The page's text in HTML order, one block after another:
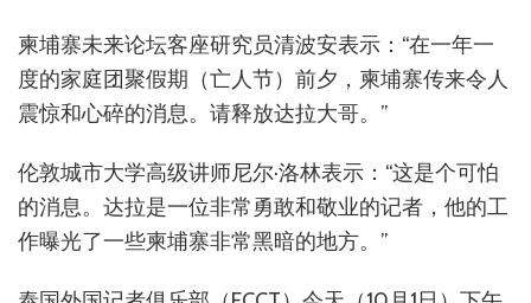
柬埔寨未来论坛客座研究员清波安表示：“在一年一
度的家庭团聚假期（亡人节）前夕，柬埔寨传来令人
震惊和心碎的消息。请释放达拉大哥。”
伦敦城市大学高级讲师尼尔·洛林表示：“这是个可怕
的消息。达拉是一位非常勇敢和敬业的记者，他的工
作曝光了一些柬埔寨非常黑暗的地方。”